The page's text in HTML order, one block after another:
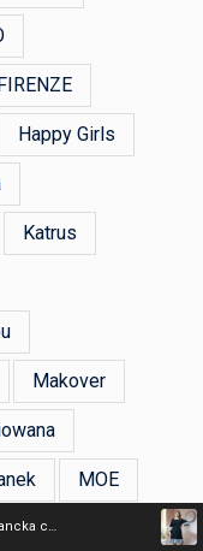
Elegancka czarna sukienka Hosanna z falbankami XXL OVERSIZE JESIEŃ
Happy Girls
Katrus
Makover
MOE